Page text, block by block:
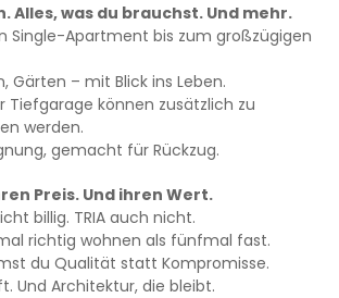
Alles, was du brauchst. Und mehr.
Single-Apartment bis zum großzügigen
Gärten – mit Blick ins Leben.
Tiefgarage können zusätzlich zu
werden.
gemacht für Rückzug.
Preis. Und ihren Wert.
billig. TRIA auch nicht.
richtig wohnen als fünfmal fast.
du Qualität statt Kompromisse.
Und Architektur, die bleibt.